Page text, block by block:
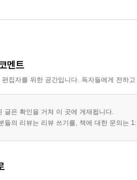
멘트
편집자를 위한 공간입니다. 독자들에게 전하
글은 확인을 거쳐 이 곳에 게재됩니다.
들의 리뷰는 리뷰 쓰기를, 책에 대한 문의는